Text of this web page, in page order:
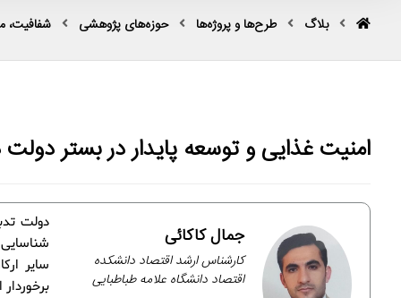
بلاگ طرح‌ها و پروژه‌ها حوزه‌های پژوهشی شفافیت،
امنیت غذایی و توسعه پایدار در بستر
دولت
سایر
جمال کاکائی
کارشناس ارشد اقتصاد دانشکده
اقتصاد دانشگاه علامه طباطبایی